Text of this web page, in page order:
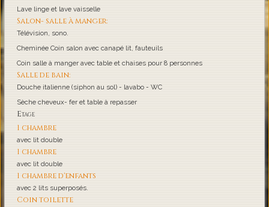
Lave linge et lave vaisselle
Salon- salle à manger:
Télévision, sono.
Cheminée Coin salon avec canapé lit, fauteuils
Coin salle à manger avec table et chaises pour 8 personnes
Salle de bain:
Douche italienne (siphon au sol) - lavabo - WC
Sèche cheveux- fer et table à repasser
Etage
1 chambre
avec lit double
1 chambre
avec lit double
1 chambre d'enfants
avec 2 lits superposés.
Coin toilette